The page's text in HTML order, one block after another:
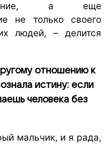
а еще
не только своего
людей, – делится
отношению к
истину: если
человека без
мальчик, и я рада,